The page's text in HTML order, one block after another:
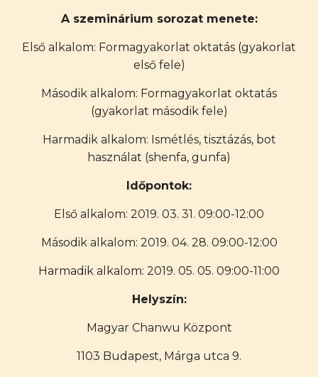
A szeminárium sorozat menete:
Első alkalom: Formagyakorlat oktatás (gyakorlat
első fele)
Második alkalom: Formagyakorlat oktatás
(gyakorlat második fele)
Harmadik alkalom: Ismétlés, tisztázás, bot
használat (shenfa, gunfa)
Időpontok:
Első alkalom: 2019. 03. 31. 09:00-12:00
Második alkalom: 2019. 04. 28. 09:00-12:00
Harmadik alkalom: 2019. 05. 05. 09:00-11:00
Helyszín:
Magyar Chanwu Központ
1103 Budapest, Márga utca 9.